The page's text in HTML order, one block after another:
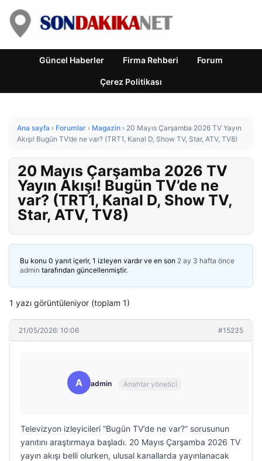
Güncel Haberler Firma Rehberi Forum
Çerez Politikası
Ana sayfa › Forumlar › Magazin › 20 Mayıs Çarşamba 2026 TV Yayın
Akışı! Bugün TV’de ne var? (TRT1, Kanal D, Show TV, Star, ATV, TV8)
20 Mayıs Çarşamba 2026 TV
Yayın Akışı! Bugün TV’de ne
var? (TRT1, Kanal D, Show TV,
Star, ATV, TV8)
Bu konu 0 yanıt içerir, 1 izleyen vardır ve en son 2 ay 3 hafta önce
admin tarafından güncellenmiştir.
1 yazı görüntüleniyor (toplam 1)
21/05/2026: 10:06 #15235
A admin Anahtar yönetici
Televizyon izleyicileri “Bugün TV’de ne var?” sorusunun
yanıtını araştırmaya başladı. 20 Mayıs Çarşamba 2026 TV
yayın akışı belli olurken, ulusal kanallarda yayınlanacak